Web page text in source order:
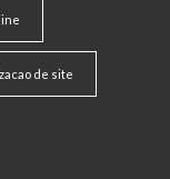
de site